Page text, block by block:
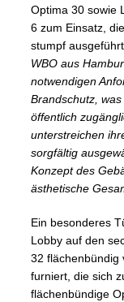
Optima 30 sowie
6 zum Einsatz,
stumpf
WBO aus
notwendigen
Brandschutz,
öffentlich
unterstreichen
sorgfältig
Konzept des
ästhetische
Ein besonderes
Lobby auf den
32 flächenbündig
furniert, die sich
flächenbündige